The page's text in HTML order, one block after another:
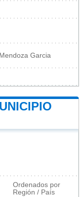
Garcia
Ordenados por
Región / País